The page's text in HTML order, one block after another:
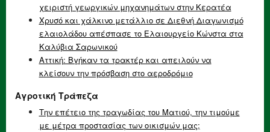
χειριστή γεωργικών μηχανημάτων στην Κερατέα
Χρυσό και χάλκινο μετάλλιο σε Διεθνή Διαγωνισμό
ελαιολάδου απέσπασε το Ελαιουργείο Κώνστα στα
Καλύβια Σαρωνικού
Αττική: Βγήκαν τα τρακτέρ και απειλούν να
κλείσουν την πρόσβαση στο αεροδρόμιο
Αγροτική Τράπεζα
Την επέτειο της τραγωδίας του Ματιού, την τιμούμε
με μέτρα προστασίας των οικισμών μας;